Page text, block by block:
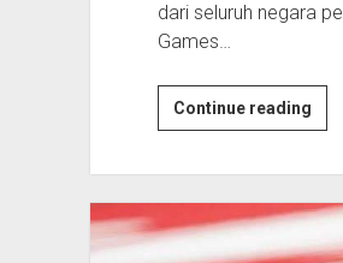
dari seluruh negara
Games…
Continue readingSEA
Kirim